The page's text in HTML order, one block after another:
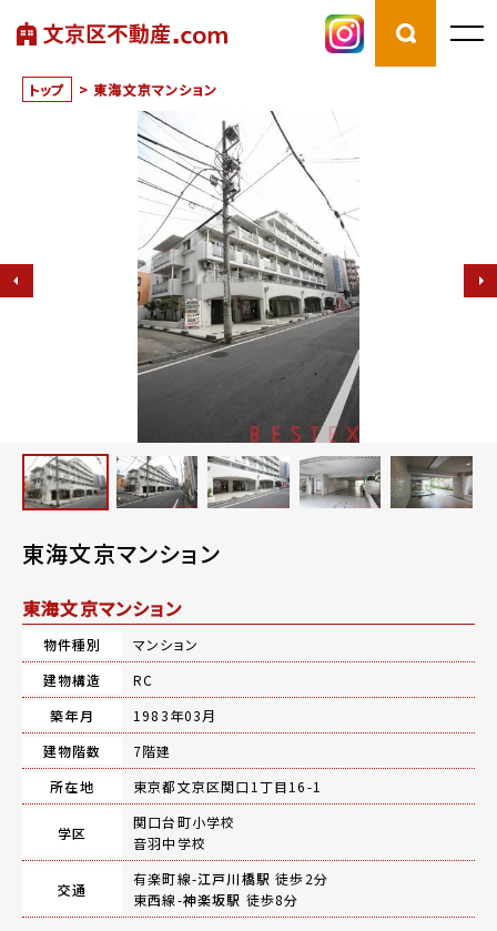
トップ > 東海文京マンション
東海文京マンション
東海文京マンション
物件種別
マンション
建物構造
RC
築年月
1983年03月
建物階数
7階建
所在地
東京都文京区関口1丁目16-1
学区
関口台町小学校
音羽中学校
交通
有楽町線-江戸川橋駅 徒歩2分
東西線-神楽坂駅 徒歩8分